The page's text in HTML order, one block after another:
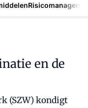
en de
(SZW) kondigt